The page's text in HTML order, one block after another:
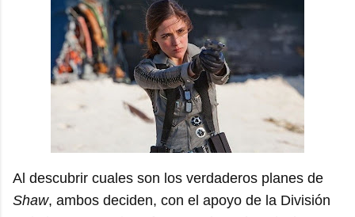
Al descubrir cuales son los verdaderos planes de
Shaw, ambos deciden, con el apoyo de la División